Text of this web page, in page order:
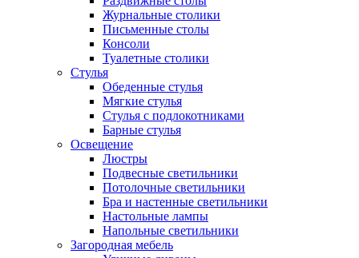
Журнальные столики
Письменные столы
Консоли
Туалетные столики
Стулья
Обеденные стулья
Мягкие стулья
Стулья с подлокотниками
Барные стулья
Освещение
Люстры
Подвесные светильники
Потолочные светильники
Бра и настенные светильники
Настольные лампы
Напольные светильники
Загородная мебель